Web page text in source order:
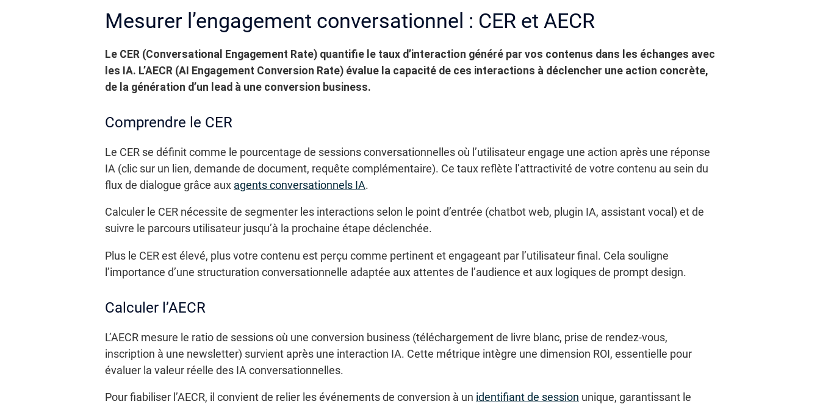
Mesurer l’engagement conversationnel : CER et AECR
Le CER (Conversational Engagement Rate) quantifie le taux d’interaction généré par vos contenus dans les échanges avec
les IA. L’AECR (AI Engagement Conversion Rate) évalue la capacité de ces interactions à déclencher une action concrète,
de la génération d’un lead à une conversion business.
Comprendre le CER
Le CER se définit comme le pourcentage de sessions conversationnelles où l’utilisateur engage une action après une réponse
IA (clic sur un lien, demande de document, requête complémentaire). Ce taux reflète l’attractivité de votre contenu au sein du
flux de dialogue grâce aux agents conversationnels IA.
Calculer le CER nécessite de segmenter les interactions selon le point d’entrée (chatbot web, plugin IA, assistant vocal) et de
suivre le parcours utilisateur jusqu’à la prochaine étape déclenchée.
Plus le CER est élevé, plus votre contenu est perçu comme pertinent et engageant par l’utilisateur final. Cela souligne
l’importance d’une structuration conversationnelle adaptée aux attentes de l’audience et aux logiques de prompt design.
Calculer l’AECR
L’AECR mesure le ratio de sessions où une conversion business (téléchargement de livre blanc, prise de rendez-vous,
inscription à une newsletter) survient après une interaction IA. Cette métrique intègre une dimension ROI, essentielle pour
évaluer la valeur réelle des IA conversationnelles.
Pour fiabiliser l’AECR, il convient de relier les événements de conversion à un identifiant de session unique, garantissant le